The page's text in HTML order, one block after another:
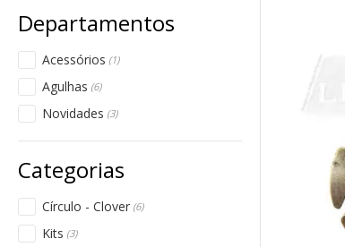
Acessórios (1)
Agulhas (6)
Novidades (3)
Círculo - Clover (6)
Kits (3)